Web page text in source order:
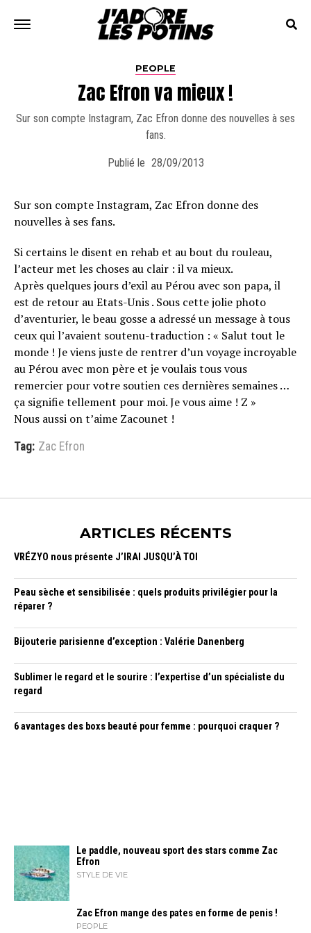
PEOPLE
Zac Efron va mieux !
Sur son compte Instagram, Zac Efron donne des nouvelles à ses
fans.
Publié le 28/09/2013
Sur son compte Instagram, Zac Efron donne des
nouvelles à ses fans.
Si certains le disent en rehab et au bout du rouleau,
l’acteur met les choses au clair : il va mieux.
Après quelques jours d’exil au Pérou avec son papa, il
est de retour au Etats-Unis . Sous cette jolie photo
d’aventurier, le beau gosse a adressé un message à tous
ceux qui l’avaient soutenu-traduction : « Salut tout le
monde ! Je viens juste de rentrer d’un voyage incroyable
au Pérou avec mon père et je voulais tous vous
remercier pour votre soutien ces dernières semaines …
ça signifie tellement pour moi. Je vous aime ! Z »
Nous aussi on t’aime Zacounet !
Tag: Zac Efron
ARTICLES RÉCENTS
VRÉZYO nous présente J’IRAI JUSQU’À TOI
Peau sèche et sensibilisée : quels produits privilégier pour la
réparer ?
Bijouterie parisienne d’exception : Valérie Danenberg
Sublimer le regard et le sourire : l’expertise d’un spécialiste du
regard
6 avantages des boxs beauté pour femme : pourquoi craquer ?
Le paddle, nouveau sport des stars comme Zac
Efron
STYLE DE VIE
Zac Efron mange des pates en forme de penis !
PEOPLE